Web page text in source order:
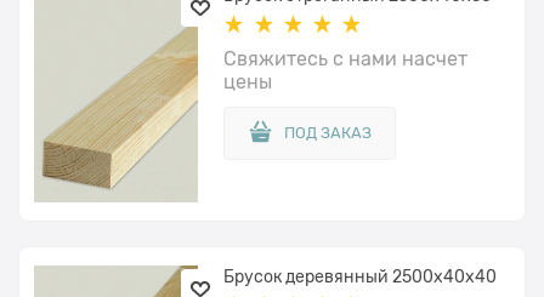
Свяжитесь с нами насчет
цены
ПОД ЗАКАЗ
Брусок деревянный 2500x40х40